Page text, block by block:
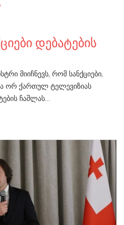
დებატების
მიიჩნევს, რომ სანქციები,
ორ ქართულ ტელევიზიას
ჩაშლას…